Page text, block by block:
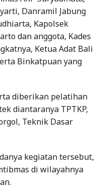
dan anggota, Kades
Ketua Adat Bali
Binkatpuan yang
diberikan pelatihan
diantaranya TPTKP,
Teknik Dasar
kegiatan tersebut,
di wilayahnya